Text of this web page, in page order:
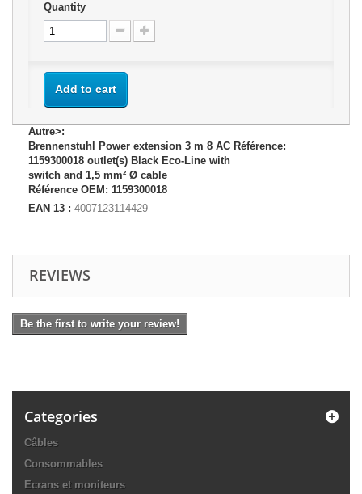
Quantity
Add to cart
Autre>:
Brennenstuhl Power extension 3 m 8 AC Référence:
1159300018 outlet(s) Black Eco-Line with
switch and 1,5 mm² Ø cable
Référence OEM: 1159300018
EAN 13 : 4007123114429
REVIEWS
Be the first to write your review!
Categories
Câbles
Consommables
Ecrans et moniteurs